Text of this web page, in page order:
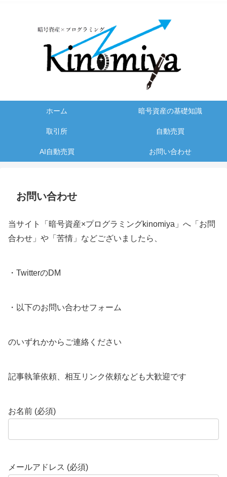
ホーム 暗号資産の基礎知識
取引所 自動売買
AI自動売買 お問い合わせ
お問い合わせ
当サイト「暗号資産×プログラミングkinomiya」へ「お問
合わせ」や「苦情」などございましたら、
・TwitterのDM
・以下のお問い合わせフォーム
のいずれかからご連絡ください
記事執筆依頼、相互リンク依頼なども大歓迎です
お名前 (必須)
メールアドレス (必須)